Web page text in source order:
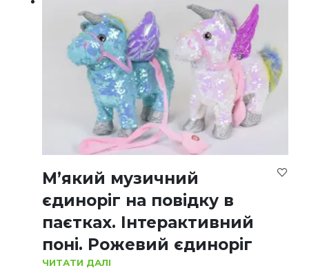
М’який музичний
єдиноріг на повідку в
паєтках. Інтерактивний
поні. Рожевий єдиноріг
ЧИТАТИ ДАЛІ